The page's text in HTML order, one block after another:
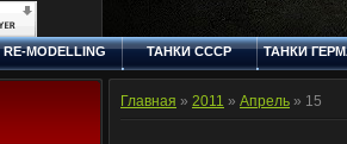
RE-MODELLING ТАНКИ СССР ТАНКИ
КЛАНЫ FAQ
Главная » 2011 » Апрель » 15